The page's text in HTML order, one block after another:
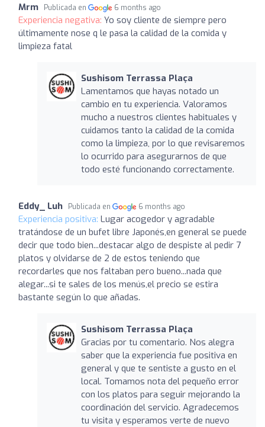
Mrm Publicada en 6 months ago
Experiencia negativa: Yo soy cliente de siempre pero
últimamente nose q le pasa la calidad de la comida y
limpieza fatal
Sushisom Terrassa Plaça
Lamentamos que hayas notado un
cambio en tu experiencia. Valoramos
mucho a nuestros clientes habituales y
cuidamos tanto la calidad de la comida
como la limpieza, por lo que revisaremos
lo ocurrido para asegurarnos de que
todo esté funcionando correctamente.
Eddy_ Luh Publicada en 6 months ago
Experiencia positiva: Lugar acogedor y agradable
tratándose de un bufet libre Japonés,en general se puede
decir que todo bien...destacar algo de despiste al pedir 7
platos y olvidarse de 2 de estos teniendo que
recordarles que nos faltaban pero bueno...nada que
alegar...si te sales de los menús,el precio se estira
bastante según lo que añadas.
Sushisom Terrassa Plaça
Gracias por tu comentario. Nos alegra
saber que la experiencia fue positiva en
general y que te sentiste a gusto en el
local. Tomamos nota del pequeño error
con los platos para seguir mejorando la
coordinación del servicio. Agradecemos
tu visita y esperamos verte de nuevo